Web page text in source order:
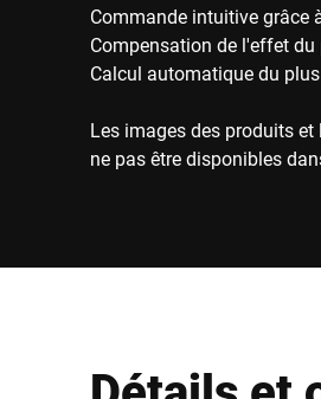
Commande intuitive grâce
Compensation de l'effet
Calcul automatique du
Les images des produits
ne pas être disponibles